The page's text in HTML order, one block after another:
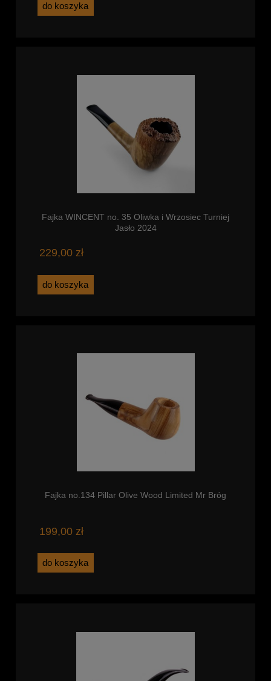
do koszyka
Fajka WINCENT no. 35 Oliwka i Wrzosiec Turniej
Jasło 2024
229,00 zł
do koszyka
Fajka no.134 Pillar Olive Wood Limited Mr Bróg
199,00 zł
do koszyka